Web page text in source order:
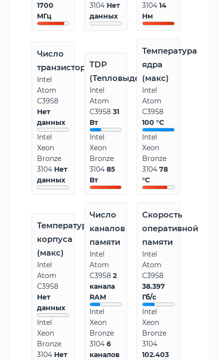
1700
МГц
3104 Нет
данных
310414
Нм
Число
транзисторов
Intel
Atom
C3958
Нет
данных
Intel
Xeon
Bronze
3104 Нет
данных
TDP
(Тепловыделение)
Intel
Atom
C395831
Вт
Intel
Xeon
Bronze
310485
Вт
Температура
ядра
(макс)
Intel
Atom
C3958
100 °C
Intel
Xeon
Bronze
310478
°C
Температура
корпуса
(макс)
Intel
Atom
C3958
Нет
данных
Intel
Xeon
Bronze
3104 Нет
Число
каналов
памяти
Intel
Atom
C39582
канала
RAM
Intel
Xeon
Bronze
31046
каналов
Скорость
оперативной
памяти
Intel
Atom
C3958
38.397
Гб/с
Intel
Xeon
Bronze
3104
102.403